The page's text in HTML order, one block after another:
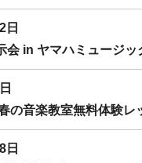
日
会 in ヤマハミュージッ
の音楽教室無料体験レ
日